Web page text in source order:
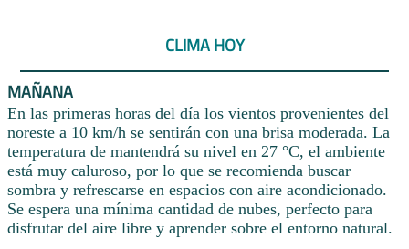
CLIMA HOY
MAÑANA
En las primeras horas del día los vientos provenientes del
noreste a 10 km/h se sentirán con una brisa moderada. La
temperatura de mantendrá su nivel en 27 °C, el ambiente
está muy caluroso, por lo que se recomienda buscar
sombra y refrescarse en espacios con aire acondicionado.
Se espera una mínima cantidad de nubes, perfecto para
disfrutar del aire libre y aprender sobre el entorno natural.